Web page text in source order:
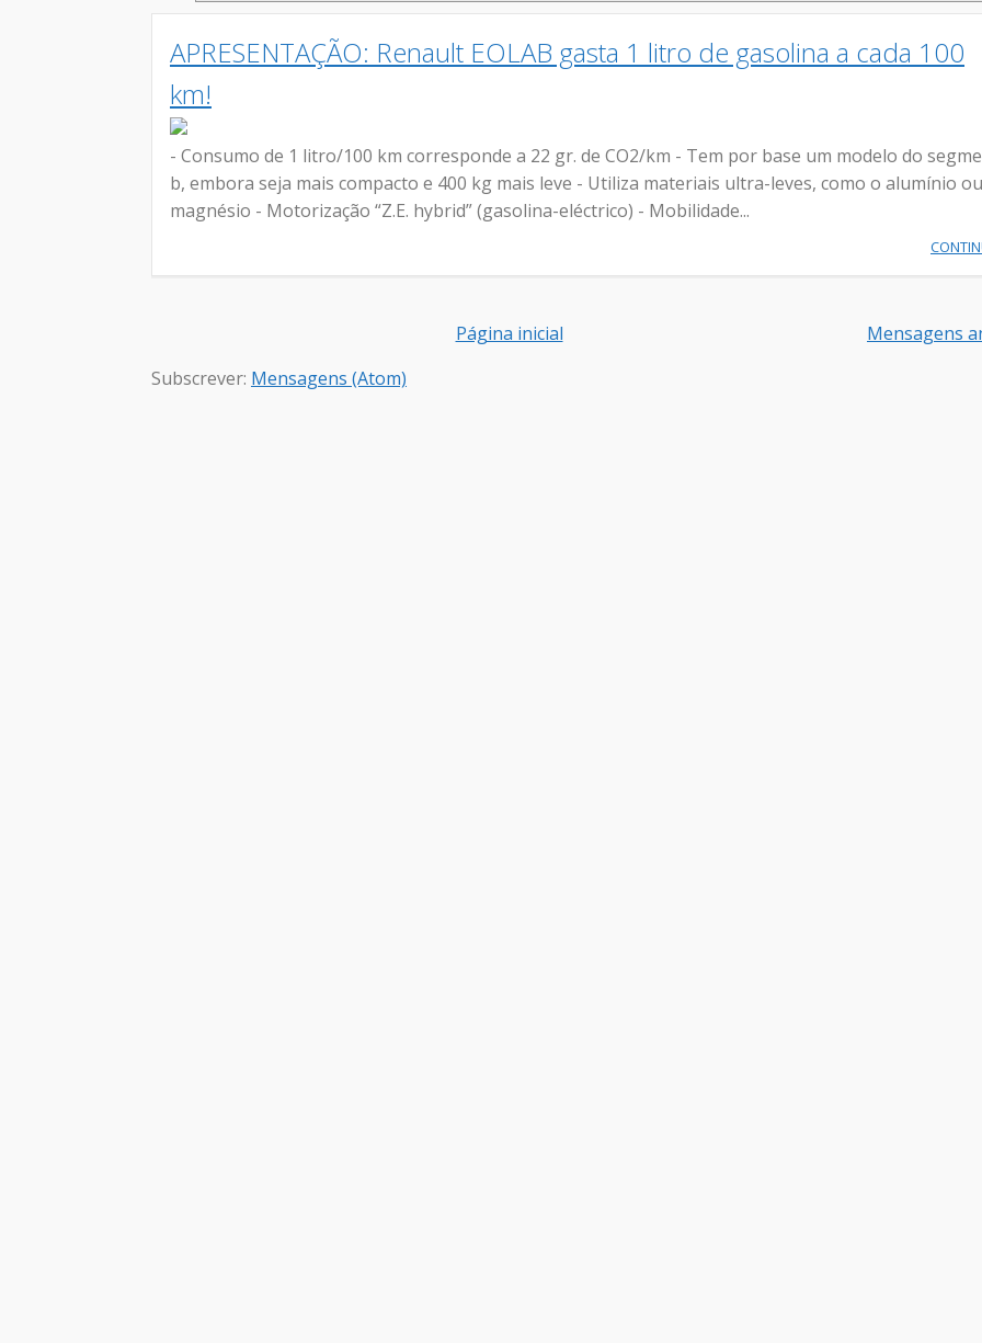
APRESENTAÇÃO: Renault EOLAB gasta 1 litro de gasolina a cada 100
km!
- Consumo de 1 litro/100 km corresponde a 22 gr. de CO2/km - Tem por base um modelo do
b, embora seja mais compacto e 400 kg mais leve - Utiliza materiais ultra-leves, como o alumínio
magnésio - Motorização “Z.E. hybrid” (gasolina-eléctrico) - Mobilidade...
Mensagens
Página inicial
Subscrever: Mensagens (Atom)